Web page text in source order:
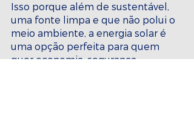
Isso porque além de sustentável,
uma fonte limpa e que não polui o
meio ambiente, a energia solar é
uma opção perfeita para quem
quer economia, segurança